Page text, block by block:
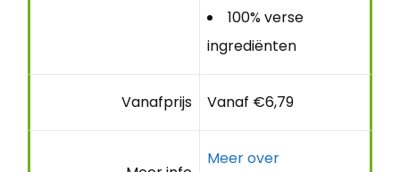
100% verse
ingrediënten
Vanafprijs Vanaf €6,79
Meer over